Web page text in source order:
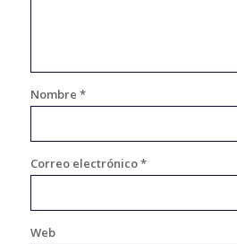
Nombre *
Correo electrónico*
Web